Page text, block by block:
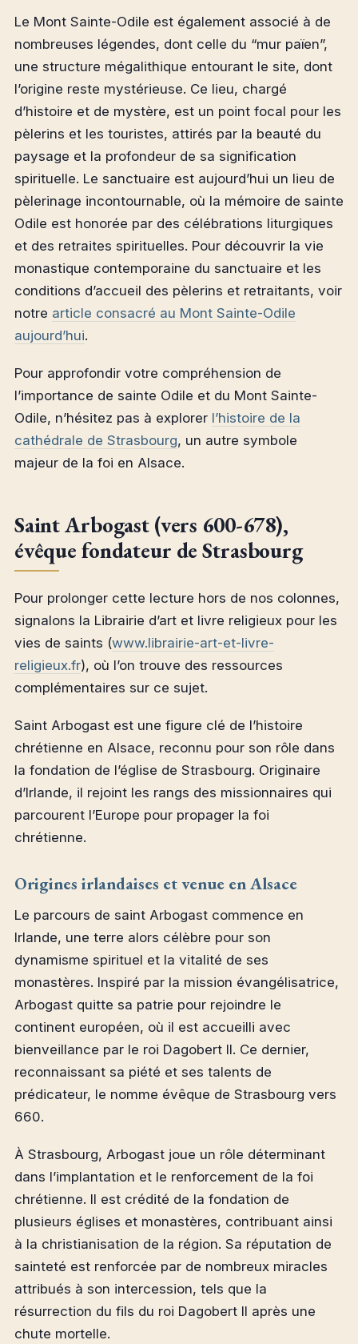
Le Mont Sainte-Odile est également associé à de
nombreuses légendes, dont celle du “mur païen”,
une structure mégalithique entourant le site, dont
l’origine reste mystérieuse. Ce lieu, chargé
d’histoire et de mystère, est un point focal pour les
pèlerins et les touristes, attirés par la beauté du
paysage et la profondeur de sa signification
spirituelle. Le sanctuaire est aujourd’hui un lieu de
pèlerinage incontournable, où la mémoire de sainte
Odile est honorée par des célébrations liturgiques
et des retraites spirituelles. Pour découvrir la vie
monastique contemporaine du sanctuaire et les
conditions d’accueil des pèlerins et retraitants, voir
notre article consacré au Mont Sainte-Odile
aujourd’hui.
Pour approfondir votre compréhension de
l’importance de sainte Odile et du Mont Sainte-
Odile, n’hésitez pas à explorer l’histoire de la
cathédrale de Strasbourg, un autre symbole
majeur de la foi en Alsace.
Saint Arbogast (vers 600-678),
évêque fondateur de Strasbourg
Pour prolonger cette lecture hors de nos colonnes,
signalons la Librairie d’art et livre religieux pour les
vies de saints (www.librairie-art-et-livre-
religieux.fr), où l’on trouve des ressources
complémentaires sur ce sujet.
Saint Arbogast est une figure clé de l’histoire
chrétienne en Alsace, reconnu pour son rôle dans
la fondation de l’église de Strasbourg. Originaire
d’Irlande, il rejoint les rangs des missionnaires qui
parcourent l’Europe pour propager la foi
chrétienne.
Origines irlandaises et venue en Alsace
Le parcours de saint Arbogast commence en
Irlande, une terre alors célèbre pour son
dynamisme spirituel et la vitalité de ses
monastères. Inspiré par la mission évangélisatrice,
Arbogast quitte sa patrie pour rejoindre le
continent européen, où il est accueilli avec
bienveillance par le roi Dagobert II. Ce dernier,
reconnaissant sa piété et ses talents de
prédicateur, le nomme évêque de Strasbourg vers
660.
À Strasbourg, Arbogast joue un rôle déterminant
dans l’implantation et le renforcement de la foi
chrétienne. Il est crédité de la fondation de
plusieurs églises et monastères, contribuant ainsi
à la christianisation de la région. Sa réputation de
sainteté est renforcée par de nombreux miracles
attribués à son intercession, tels que la
résurrection du fils du roi Dagobert II après une
chute mortelle.